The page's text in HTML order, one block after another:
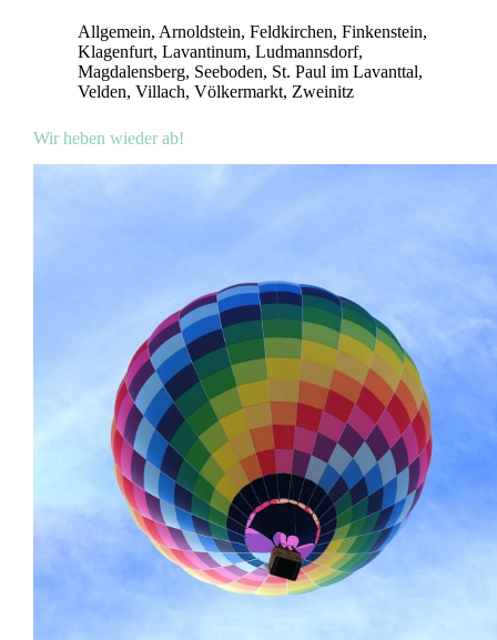
Allgemein, Arnoldstein, Feldkirchen, Finkenstein,
Klagenfurt, Lavantinum, Ludmannsdorf,
Magdalensberg, Seeboden, St. Paul im Lavanttal,
Velden, Villach, Völkermarkt, Zweinitz
Wir heben wieder ab!